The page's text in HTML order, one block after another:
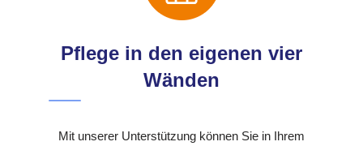
Pflege in den eigenen vier
Wänden
Mit unserer Unterstützung können Sie in Ihrem